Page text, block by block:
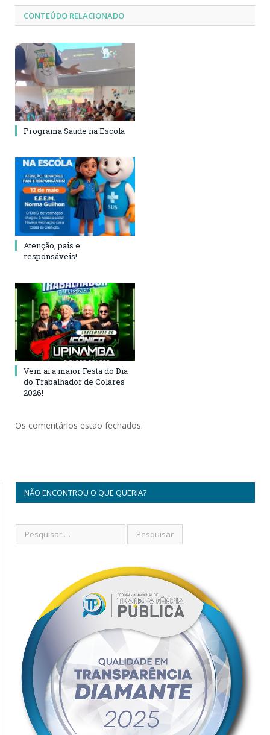
CONTEÚDO RELACIONADO
Programa Saúde na Escola
Atenção, pais e
responsáveis!
Vem aí a maior Festa do Dia
do Trabalhador de Colares
2026!
Os comentários estão fechados.
NÃO ENCONTROU O QUE QUERIA?